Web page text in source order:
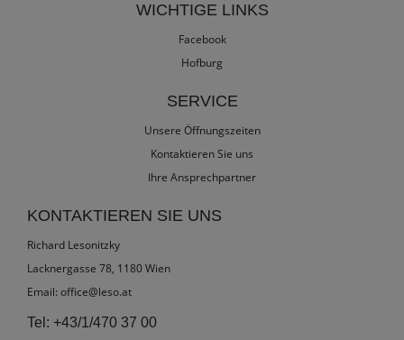
WICHTIGE LINKS
Facebook
Hofburg
SERVICE
Unsere Öffnungszeiten
Kontaktieren Sie uns
Ihre Ansprechpartner
KONTAKTIEREN SIE UNS
Richard Lesonitzky
Lacknergasse 78, 1180 Wien
Email: office@leso.at
Tel: +43/1/470 37 00